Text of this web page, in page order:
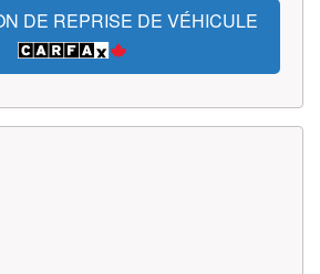
DE REPRISE DE VÉHICULE